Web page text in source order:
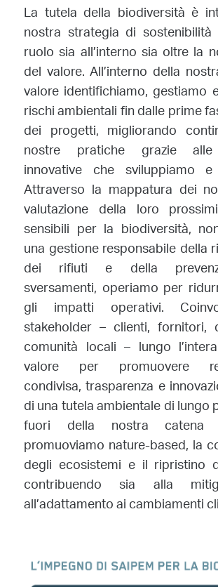
La tutela della biodiversità è
nostra strategia di
ruolo sia all’interno sia oltre la
del valore. All’interno della
valore identifichiamo, gestiamo
rischi ambientali fin dalle prime
dei progetti, migliorando
nostre pratiche grazie alle
innovative che sviluppiamo e
Attraverso la mappatura dei
valutazione della loro
sensibili per la biodiversità,
una gestione responsabile della
dei rifiuti e della
sversamenti, operiamo per
gli impatti operativi.
stakeholder – clienti, fornitori,
comunità locali – lungo
valore per promuovere
condivisa, trasparenza e
di una tutela ambientale di lungo
fuori della nostra catena
promuoviamo nature-based, la
degli ecosistemi e il ripristino
contribuendo sia alla
all’adattamento ai cambiamenti
Image